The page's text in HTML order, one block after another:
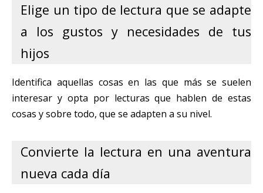
Elige un tipo de lectura que se adapte
a los gustos y necesidades de tus
hijos
Identifica aquellas cosas en las que más se suelen
interesar y opta por lecturas que hablen de estas
cosas y sobre todo, que se adapten a su nivel.
Convierte la lectura en una aventura
nueva cada día